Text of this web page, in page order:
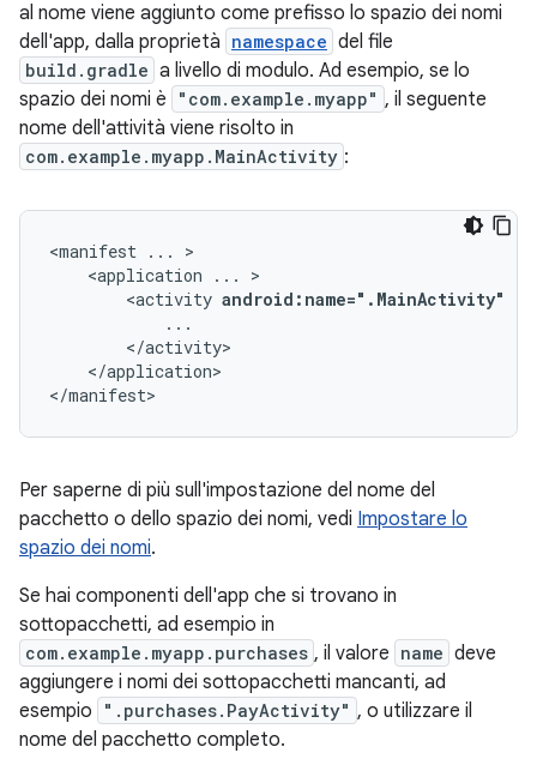
al nome viene aggiunto come prefisso lo spazio dei nomi
dell'app, dalla proprietà namespace del file
build.gradle a livello di modulo. Ad esempio, se lo
spazio dei nomi è
"com.example.myapp" , il seguente
nome dell'attività viene risolto in
com.example.myapp.MainActivity :
<manifest ...
<application
...
<activity android:name=".MainActivity"
</application>
</manifest>
Per saperne di più sull'impostazione del nome del
pacchetto o dello spazio dei nomi, vedi Impostare lo
spazio dei nomi.
Se hai componenti dell'app che si trovano in
sottopacchetti, ad esempio in
com.example.myapp.purchases , il valore name deve
aggiungere i nomi dei sottopacchetti mancanti, ad
esempio
".purchases.PayActivity" , o utilizzare il
nome del pacchetto completo.